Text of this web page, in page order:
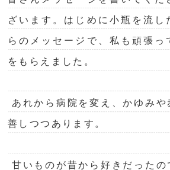
ざいます。はじめに小瓶を流し
らのメッセージで、私も頑張っ
をもらえました。
あれから病院を変え、かゆみ
善しつつあります。
甘いものが昔から好きだったの